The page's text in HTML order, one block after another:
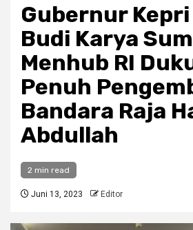
Gubernur Kepri
Budi Karya
Menhub RI
Penuh
Bandara Raja
Abdullah
2 min read
Juni 13, 2023 Editor